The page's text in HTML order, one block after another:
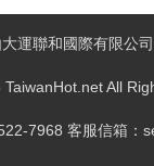
運聯和國際有限公
All
7968 客服信箱：